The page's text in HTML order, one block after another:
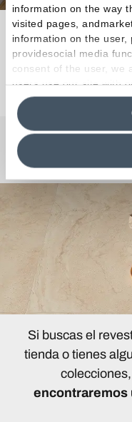
information on the way
visited pages,
information on the
providesocial media
consent of the user, we
users use our site with
media analytics
information in their
clicking on "Reject", it
the site after installing
information see the
Mestizaje de
Si buscas el
tienda o tienes
encontraremos